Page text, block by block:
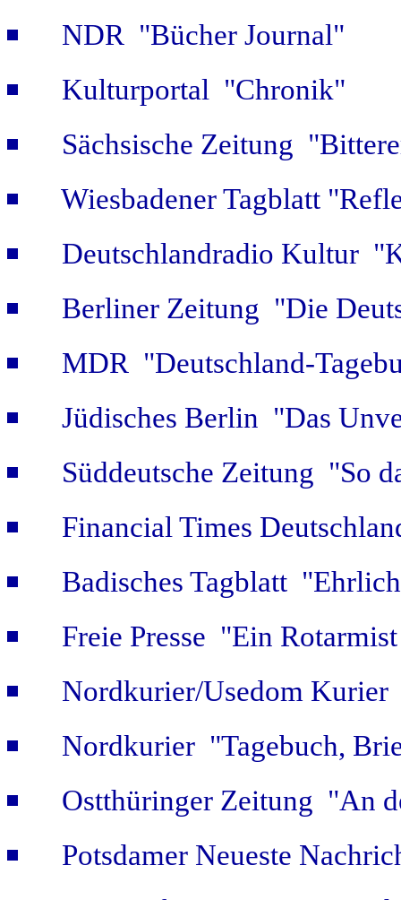
NDR "Bücher Journal"
Kulturportal "Chronik"
Sächsische Zeitung
Wiesbadener Tagblatt
Deutschlandradio Kultur
Berliner Zeitung "Die
MDR "Deutschland-
Jüdisches Berlin "Das
Süddeutsche Zeitung "So
Financial Times
Badisches Tagblatt
Freie Presse "Ein
Nordkurier/Usedom
Nordkurier "Tagebuch,
Ostthüringer Zeitung "An
Potsdamer Neueste